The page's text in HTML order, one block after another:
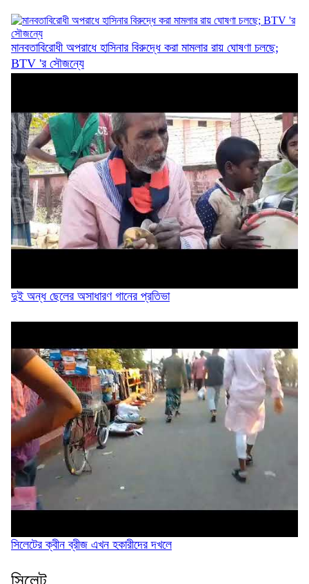
৯ জনের লা শ হস্তান্তর, পরিবার পেল আর্থিক...
স্লিপার বাসের অনুমোদন নেই, তবু কীভাবে চলছে...
সিলেটে সিএনজিতে যাত্রীর ৩ লাখ টাকা চুরি,...
ওসমানীনগরে দুই বাসের মুখোমুখি সংঘর্ষে নিহত ৯
সিলেটে দুই বাসের মুখোমুখি সংঘর্ষ, নিহত ৯ আহত...
মানবতাবিরোধী অপরাধে হাসিনার বিরুদ্ধে করা মামলার রায় ঘোষণা চলছে;
BTV 'র সৌজন্যে
দুই অন্ধ ছেলের অসাধারণ গানের প্রতিভা
সিলেটের ক্বীন ব্রীজ এখন হকারীদের দখলে